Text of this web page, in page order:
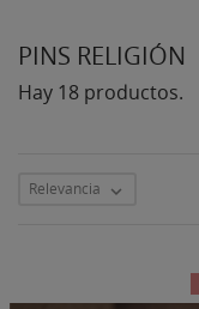
PINS RELIGIÓN
Hay 18 productos.
Relevancia 